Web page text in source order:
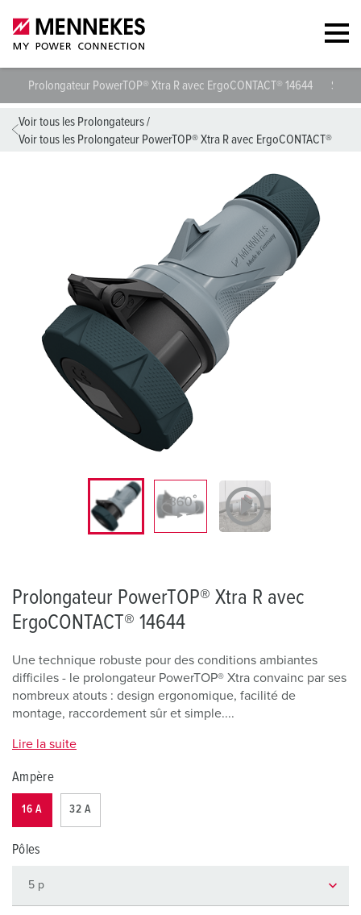
Prolongateur PowerTOP® Xtra R avec ErgoCONTACT® 14644
Voir tous les Prolongateurs/
Voir tous les Prolongateur PowerTOP® Xtra R avec ErgoCONTACT®
Prolongateur PowerTOP® Xtra R avec
ErgoCONTACT® 14644
Une technique robuste pour des conditions ambiantes
difficiles - le prolongateur PowerTOP® Xtra convainc par ses
nombreux atouts : design ergonomique, facilité de
montage, raccordement sûr et simple....
Lire la suite
Ampère
16 A 32 A
Pôles